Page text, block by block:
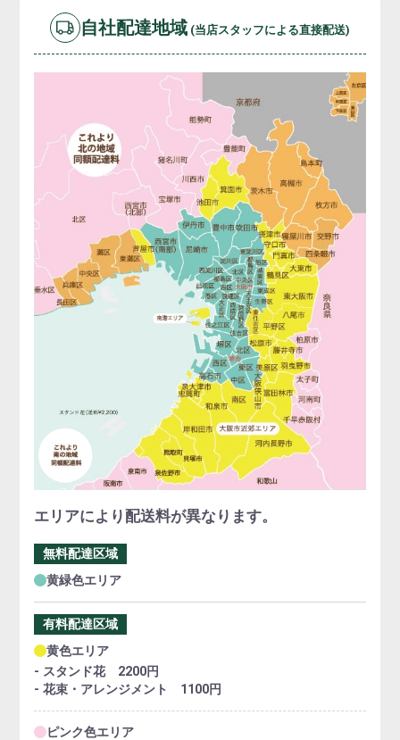
自社配達地域 (当店スタッフによる直接配送)
エリアにより配送料が異なります。
無料配達区域
黄緑色エリア
有料配達区域
黄色エリア
- スタンド花 2200円
- 花束・アレンジメント 1100円
ピンク色エリア